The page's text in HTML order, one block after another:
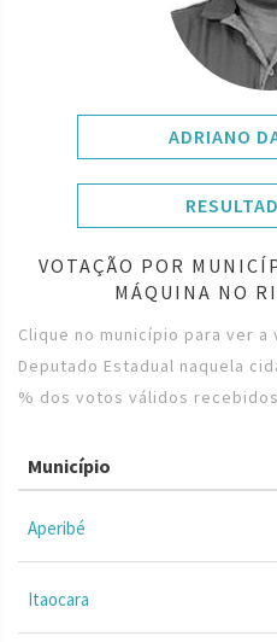
ADRIANO
VOTAÇÃO POR
MÁQUINA NO
Clique no município para ver
Deputado Estadual naquela
% dos votos válidos
Município
Aperibé
Itaocara